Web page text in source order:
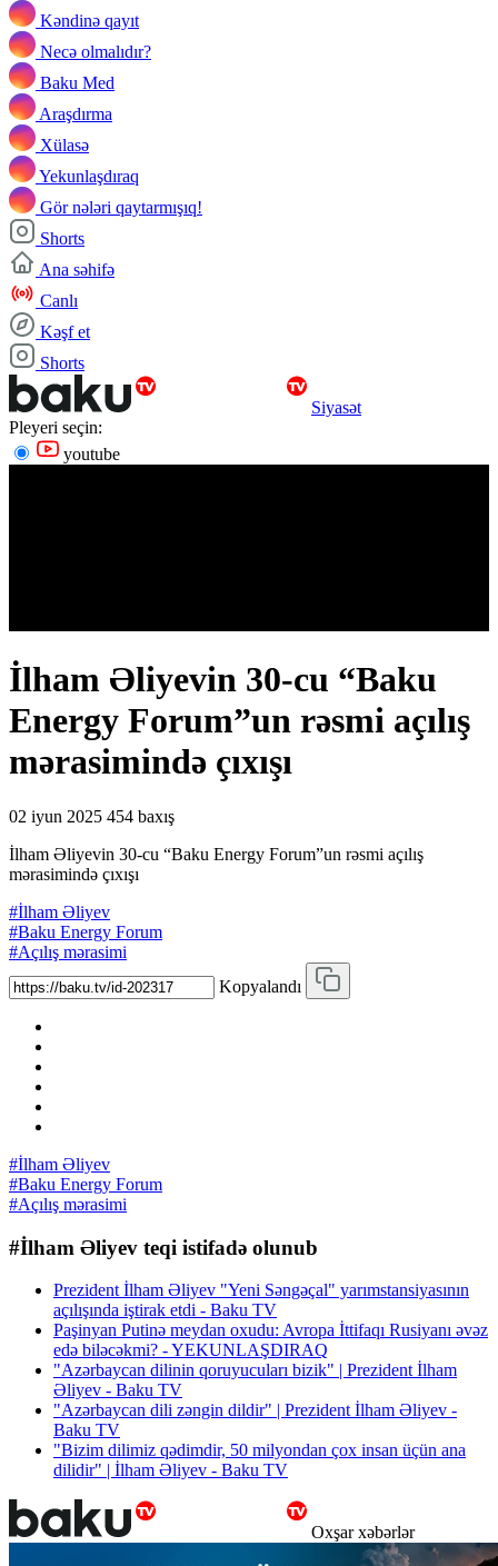
Kəndinə qayıt
Necə olmalıdır?
Baku Med
Araşdırma
Xülasə
Yekunlaşdıraq
Gör nələri qaytarmışıq!
Shorts
Ana səhifə
Canlı
Kəşf et
Shorts
Siyasət
Pleyeri seçin:
youtube
İlham Əliyevin 30-cu “Baku
Energy Forum”un rəsmi açılış
mərasimində çıxışı
02 iyun 2025 454 baxış
İlham Əliyevin 30-cu “Baku Energy Forum”un rəsmi açılış
mərasimində çıxışı
#İlham Əliyev
#Baku Energy Forum
#Açılış mərasimi
Kopyalandı
#İlham Əliyev
#Baku Energy Forum
#Açılış mərasimi
#İlham Əliyev teqi istifadə olunub
Prezident İlham Əliyev "Yeni Səngəçal" yarımstansiyasının
açılışında iştirak etdi - Baku TV
Paşinyan Putinə meydan oxudu: Avropa İttifaqı Rusiyanı əvəz
edə biləcəkmi? - YEKUNLAŞDIRAQ
"Azərbaycan dilinin qoruyucuları bizik" | Prezident İlham
Əliyev - Baku TV
"Azərbaycan dili zəngin dildir" | Prezident İlham Əliyev -
Baku TV
"Bizim dilimiz qədimdir, 50 milyondan çox insan üçün ana
dilidir" | İlham Əliyev - Baku TV
Oxşar xəbərlər